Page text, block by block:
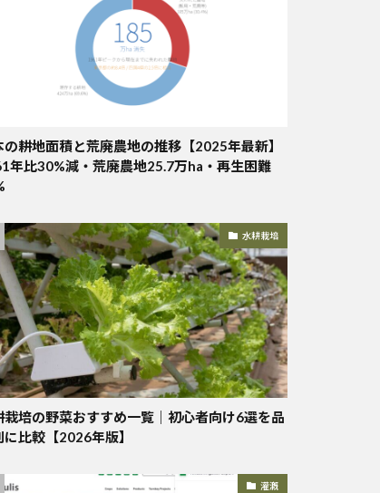
の耕地面積と荒廃農地の推移【2025年最新】
年比30%減・荒廃農地25.7万ha・再生困難
水耕栽培
栽培の野菜おすすめ一覧｜初心者向け6選を品
に比較【2026年版】
灌漑